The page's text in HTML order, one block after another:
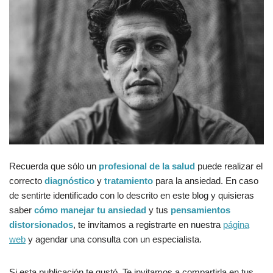
Recuerda que sólo un profesional de la salud puede realizar el
correcto diagnóstico y tratamiento para la ansiedad. En caso
de sentirte identificado con lo descrito en este blog y quisieras
saber cómo manejar tu ansiedad y tus pensamientos
distorsionados, te invitamos a registrarte en nuestra página
web y agendar una consulta con un especialista.